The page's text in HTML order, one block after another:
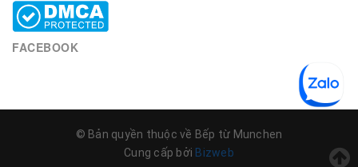
FACEBOOK
© Bản quyền thuộc về Bếp từ Munchen
Cung cấp bởi Bizweb